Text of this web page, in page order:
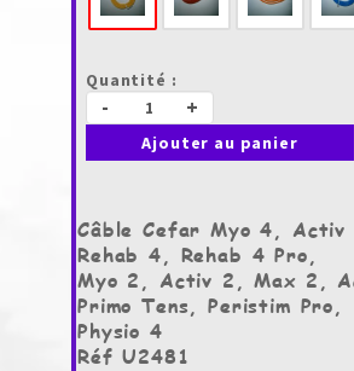
Quantité :
- +
Ajouter au panier
Câble Cefar Myo 4,
Rehab 4, Rehab 4 Pro,
Myo 2, Activ 2, Max 2,
Primo Tens, Peristim Pro,
Physio 4
Réf U2481